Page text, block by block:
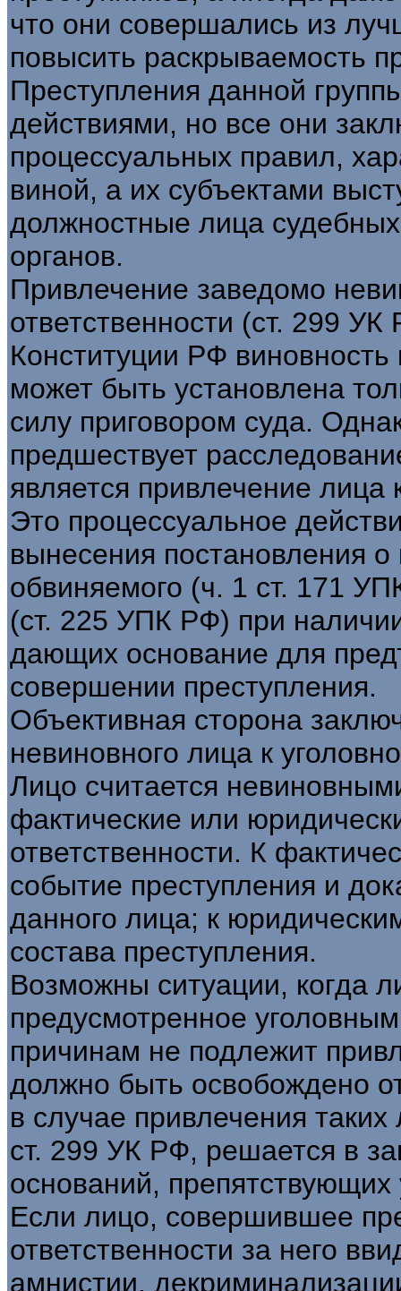
что они совершались из
повысить раскрываемость
Преступления данной
действиями, но все они
процессуальных правил,
виной, а их субъектами
должностные лица
органов.
Привлечение заведомо
ответственности (ст. 299
Конституции РФ
может быть установлена
силу приговором суда.
предшествует
является привлечение лица
Это процессуальное
вынесения постановления о
обвиняемого (ч. 1 ст. 171
(ст. 225 УПК РФ) при
дающих основание для
совершении преступления.
Объективная сторона
невиновного лица к
Лицо считается
фактические или
ответственности. К
событие преступления и
данного лица; к
состава преступления.
Возможны ситуации, когда
предусмотренное
причинам не подлежит
должно быть освобождено
в случае привлечения
ст. 299 УК РФ, решается в
оснований,
Если лицо, совершившее
ответственности за него
амнистии,